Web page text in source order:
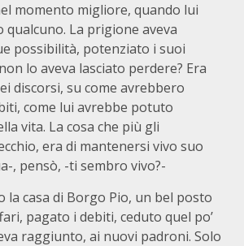
momento migliore, quando lui
qualcuno. La prigione aveva
possibilità, potenziato i suoi
lo aveva lasciato perdere? Era
discorsi, su come avrebbero
come lui avrebbe potuto
vita. La cosa che più gli
era di mantenersi vivo suo
, pensò, -ti sembro vivo?-
la casa di Borgo Pio, un bel posto
pagato i debiti, ceduto quel po’
raggiunto, ai nuovi padroni. Solo